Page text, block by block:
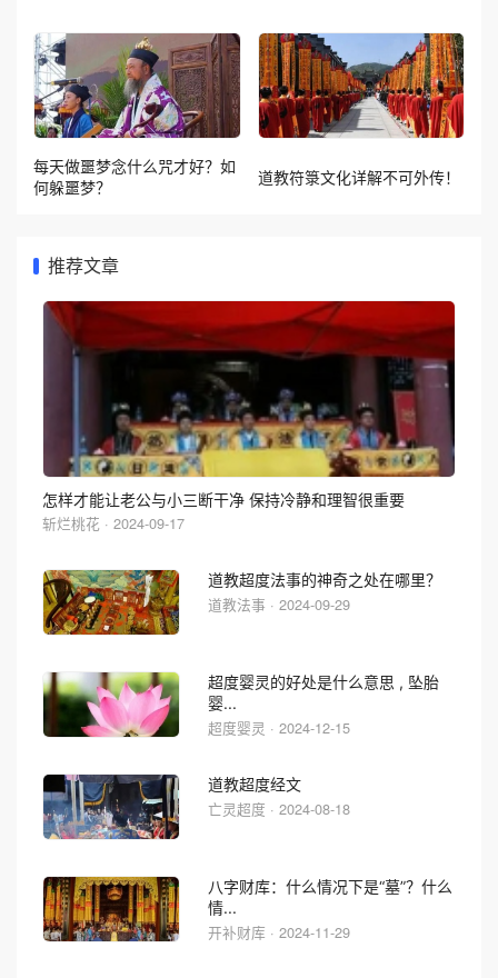
每天做噩梦念什么咒才好？如
何躲噩梦？
道教符箓文化详解不可外传！
推荐文章
怎样才能让老公与小三断干净 保持冷静和理智很重要
斩烂桃花 · 2024-09-17
道教超度法事的神奇之处在哪里？
道教法事 · 2024-09-29
超度婴灵的好处是什么意思 , 坠胎
婴...
超度婴灵 · 2024-12-15
道教超度经文
亡灵超度 · 2024-08-18
八字财库：什么情况下是“墓”？什么
情...
开补财库 · 2024-11-29